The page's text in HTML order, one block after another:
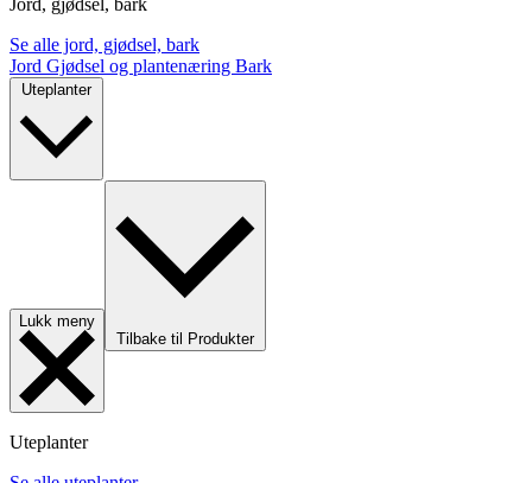
Jord, gjødsel, bark
Se alle jord, gjødsel, bark
Jord Gjødsel og plantenæring Bark
Uteplanter
Lukk meny
Tilbake til Produkter
Uteplanter